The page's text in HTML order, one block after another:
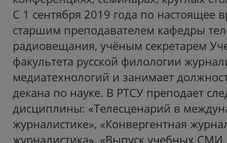
С 1 сентября 2019 года по настоящее
старшим преподавателем кафедры
радиовещания, учёным секретарем
факультета русской филологии
медиатехнологий и занимает
декана по науке. В РТСУ преподает
дисциплины: «Телесценарий в
журналистике», «Конвергентная
журналистика», «Выпуск учебных